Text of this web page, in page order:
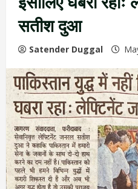
सतीश दुआ
Satender Duggal